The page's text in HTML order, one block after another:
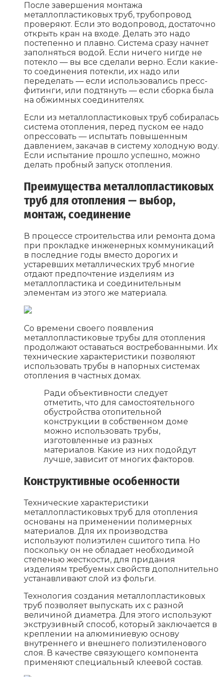
После завершения монтажа
металлопластиковых труб, трубопровод
проверяют. Если это водопровод, достаточно
открыть кран на входе. Делать это надо
постепенно и плавно. Система сразу начнет
заполняться водой. Если ничего нигде не
потекло — вы все сделали верно. Если какие-
то соединения потекли, их надо или
переделать — если использовались пресс-
фитинги, или подтянуть — если сборка была
на обжимных соединителях.
Если из металлопластиковых труб собиралась
система отопления, перед пуском ее надо
опрессовать — испытать повышенным
давлением, закачав в систему холодную воду.
Если испытание прошло успешно, можно
делать пробный запуск отопления.
Преимущества металлопластиковых
труб для отопления — выбор,
монтаж, соединение
В процессе строительства или ремонта дома
при прокладке инженерных коммуникаций
в последние годы вместо дорогих и
устаревших металлических труб многие
отдают предпочтение изделиям из
металлопластика и соединительным
элементам из этого же материала.
Со времени своего появления
металлопластиковые трубы для отопления
продолжают оставаться востребованными. Их
технические характеристики позволяют
использовать трубы в напорных системах
отопления в частных домах.
Ради объективности следует
отметить, что для самостоятельного
обустройства отопительной
конструкции в собственном доме
можно использовать трубы,
изготовленные из разных
материалов. Какие из них подойдут
лучше, зависит от многих факторов.
Конструктивные особенности
Технические характеристики
металлопластиковых труб для отопления
основаны на применении полимерных
материалов. Для их производства
используют полиэтилен сшитого типа. Но
поскольку он не обладает необходимой
степенью жесткости, для придания
изделиям требуемых свойств дополнительно
устанавливают слой из фольги.
Технология создания металлопластиковых
труб позволяет выпускать их с разной
величиной диаметра. Для этого используют
экструзивный способ, который заключается в
креплении на алюминиевую основу
внутреннего и внешнего полиэтиленового
слоя. В качестве связующего компонента
применяют специальный клеевой состав.